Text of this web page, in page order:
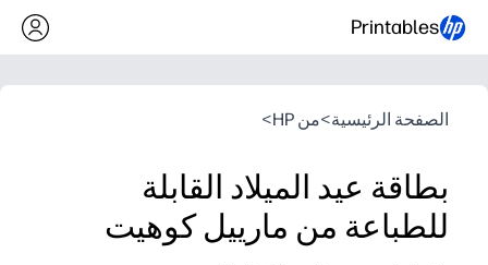
Printables
الصفحة الرئيسية>من HP >
بطاقة عيد الميلاد القابلة
للطباعة من مارييل كوهيت